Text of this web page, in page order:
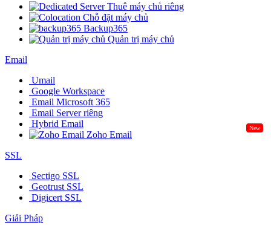
Thuê máy chủ riêng
Chỗ đặt máy chủ
Backup365
Quản trị máy chủ
Email
Umail
Google Workspace
Email Microsoft 365
Email Server riêng
Hybrid Email
New
Zoho Email
SSL
Sectigo SSL
Geotrust SSL
Digicert SSL
Giải Pháp